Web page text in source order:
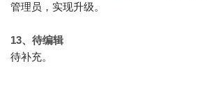
管理员 ，实现升级。
13、待编辑
待补充。